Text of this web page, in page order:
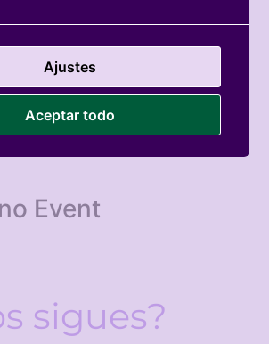
de
Mismas
Event
sigues?
Ajustes
Aceptar todo